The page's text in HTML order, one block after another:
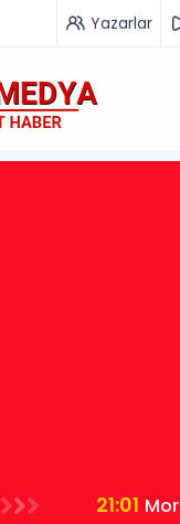
Yazarlar
21:01